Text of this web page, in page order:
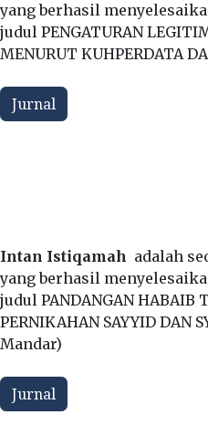
yang berhasil
judul PENGATURAN
MENURUT KUHPERDATA
Jurnal
Intan Istiqamah adalah
yang berhasil
judul PANDANGAN HABAIB
PERNIKAHAN SAYYID DAN
Mandar)
Jurnal